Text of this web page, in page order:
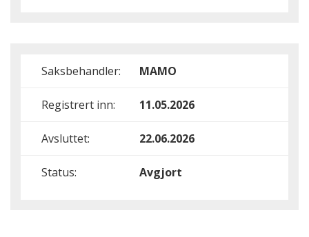
Saksbehandler: MAMO
Registrert inn: 11.05.2026
Avsluttet: 22.06.2026
Status: Avgjort